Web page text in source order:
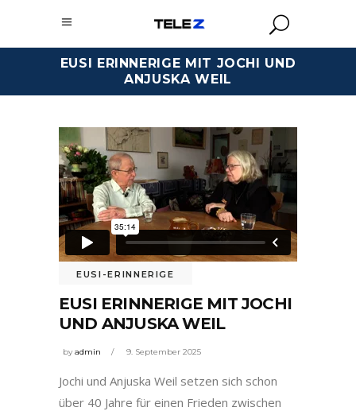
EUSI ERINNERIGE MIT JOCHI UND
ANJUSKA WEIL
EUSI-ERINNERIGE
EUSI ERINNERIGE MIT JOCHI
UND ANJUSKA WEIL
byadmin 9. September 2025
Jochi und Anjuska Weil setzen sich schon
über 40 Jahre für einen Frieden zwischen